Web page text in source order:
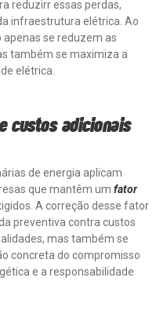
reduzirr essas perdas,
infraestrutura elétrica. Ao
se reduzem as
também se maximiza a
elétrica.
adicionais
de energia aplicam
que mantêm um fator
A correção desse fator
preventiva contra custos
mas também se
concreta do compromisso
e a responsabilidade